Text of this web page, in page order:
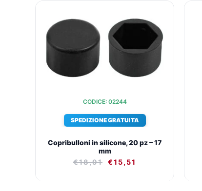
CODICE: 02244
SPEDIZIONE GRATUITA
Copribulloni in silicone, 20 pz – 17
mm
€18,91
ORIGINALE
ERA:
€18,91.
€15,51
ATTUALE
€15,51.